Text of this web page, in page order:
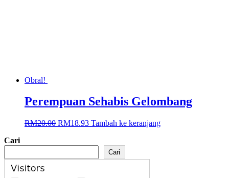
Obral!
Perempuan Sehabis Gelombang
RM20.00 Harga
RM18.93Harga
adalah:
RM18.93.
Tambah ke keranjang
Cari
Cari